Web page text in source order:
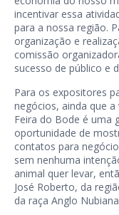
incentivar essa
para a nossa região.
organização e
comissão
sucesso de público e
Para os expositores
negócios, ainda que
Feira do Bode é uma
oportunidade de
contatos para
sem nenhuma
animal quer levar,
José Roberto, da
da raça Anglo